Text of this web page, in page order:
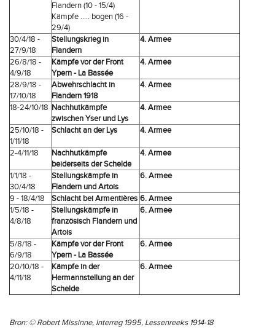
Flandern (10 - 15/4)
Kämpfe ..... bogen (16 -
29/4)
30/4/18 -
27/9/18
Stellungskrieg in
Flandern
4. Armee
26/8/18 -
4/9/18
Kämpfe vor der Front
Ypern - La Bassée
4. Armee
28/9/18 -
17/10/18
Abwehrschlacht in
Flandern 1918
4. Armee
18-24/10/18 Nachhutkämpfe
zwischen Yser und Lys
4. Armee
25/10/18 -
1/11/18
Schlacht an der Lys 4. Armee
2-4/11/18
Nachhutkämpfe
beiderseits der Schelde
4. Armee
1/1/18 -
30/4/18
Stellungskämpfe in
Flandern und Artois
6. Armee
9 - 18/4/18 Schlacht bei Armentières 6. Armee
1/5/18 -
4/8/18
Stellungskämpfe in
französisch Flandern und
Artois
6. Armee
5/8/18 -
6/9/18
Kämpfe vor der Front
Ypern - La Bassée
6. Armee
20/10/18 -
4/11/18
Kämpfe in der
Hermannstellung an der
Schelde
6. Armee
Bron: © Robert Missinne, Interreg 1995, Lessenreeks 1914-18